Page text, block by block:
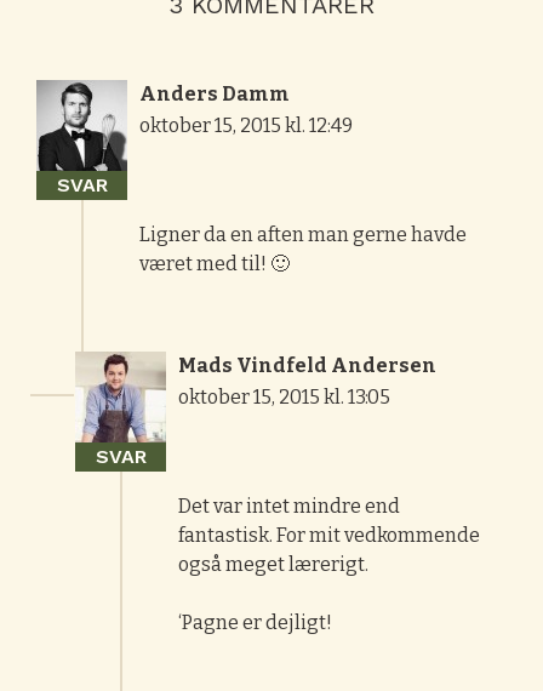
SVAR
Anders Damm
oktober 15, 2015 kl. 12:49
Ligner da en aften man gerne havde
været med til! 🙂
SVAR
Mads Vindfeld Andersen
oktober 15, 2015 kl. 13:05
Det var intet mindre end
fantastisk. For mit vedkommende
også meget lærerigt.
‘Pagne er dejligt!